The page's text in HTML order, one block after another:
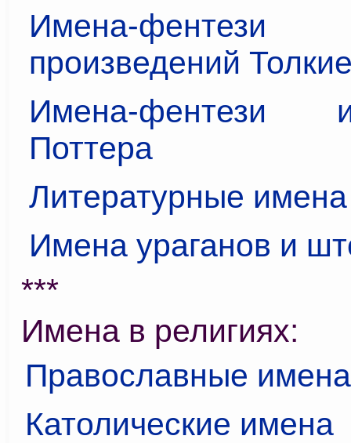
Имена-
произведений
Имена-фентези
Поттера
Литературные имена
Имена ураганов и
***
Имена в религиях:
Православные имена
Католические имена